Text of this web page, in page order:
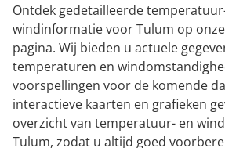
Ontdek gedetailleerde
windinformatie voor Tulum op
pagina. Wij bieden u actuele
temperaturen en
voorspellingen voor de komende
interactieve kaarten en grafieken
overzicht van temperatuur- en
Tulum, zodat u altijd goed